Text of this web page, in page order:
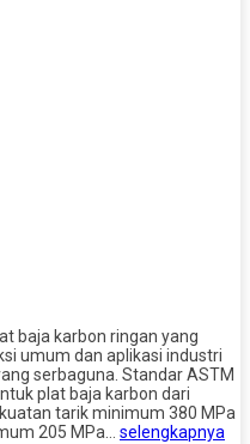
baja karbon ringan yang
umum dan aplikasi industri
serbaguna. Standar ASTM
plat baja karbon dari
tarik minimum 380 MPa
205 MPa… selengkapnya